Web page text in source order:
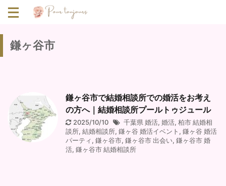
鎌ヶ谷市
鎌ヶ谷市で結婚相談所での婚活をお考え
の方へ｜結婚相談所プールトゥジュール
2025/10/10 千葉県 婚活, 婚活, 柏市 結婚相
談所, 結婚相談所, 鎌ヶ谷 婚活イベント , 鎌ヶ谷 婚活
パーティ, 鎌ヶ谷市, 鎌ヶ谷市 出会い, 鎌ヶ谷市 婚
活, 鎌ヶ谷市 結婚相談所